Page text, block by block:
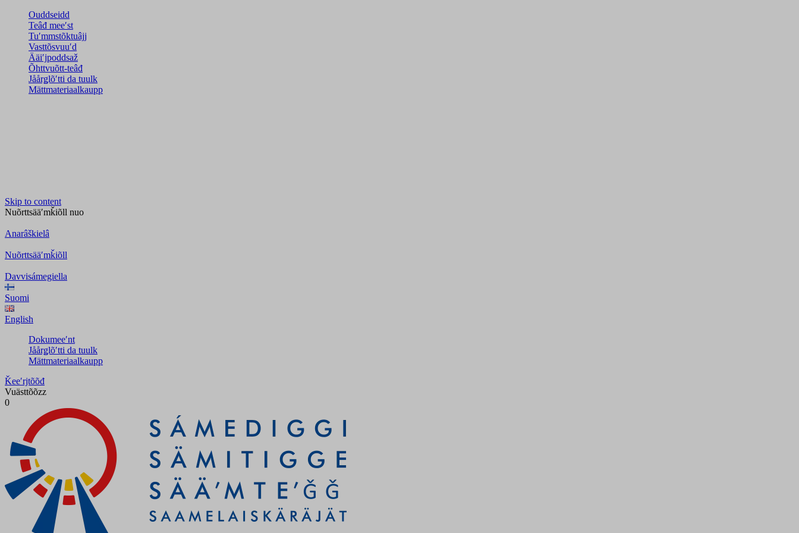
Ouddseidd
Teâđ meeʹst
Tuʹmmstõktuâjj
Vasttõsvuuʹd
Ääiʹjpoddsaž
Õhttvuõtt-teâđ
Jåårǥlõʹtti da tuulk
Mättmateriaalkaupp
Skip to content
Nuõrttsääʹmǩiõll nuo
Anarâškielâ
Nuõrttsääʹmǩiõll
Davvisámegiella
Suomi
English
Dokumeeʹnt
Jåårǥlõʹtti da tuulk
Mättmateriaalkaupp
Ǩeeʹrjtõõđ
Vuästtõõzz
0